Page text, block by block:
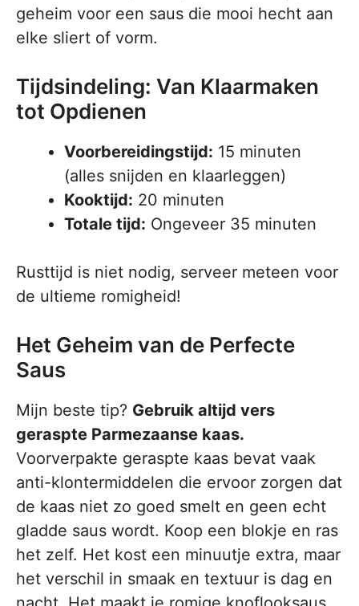
geheim voor een saus die mooi hecht aan
elke sliert of vorm.
Tijdsindeling: Van Klaarmaken
tot Opdienen
Voorbereidingstijd: 15 minuten
(alles snijden en klaarleggen)
Kooktijd: 20 minuten
Totale tijd: Ongeveer 35 minuten
Rusttijd is niet nodig, serveer meteen voor
de ultieme romigheid!
Het Geheim van de Perfecte
Saus
Mijn beste tip? Gebruik altijd vers
geraspte Parmezaanse kaas.
Voorverpakte geraspte kaas bevat vaak
anti-klontermiddelen die ervoor zorgen dat
de kaas niet zo goed smelt en geen echt
gladde saus wordt. Koop een blokje en ras
het zelf. Het kost een minuutje extra, maar
het verschil in smaak en textuur is dag en